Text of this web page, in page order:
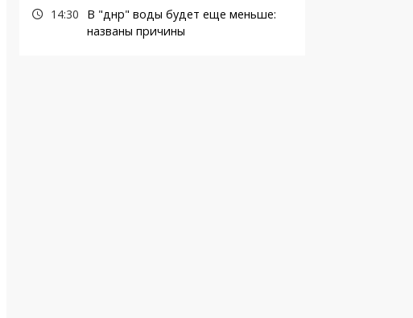
14:30
В "днр" воды будет еще меньше:
названы причины